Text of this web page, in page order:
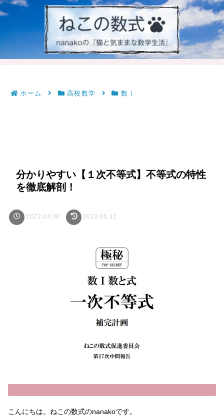
ホーム 高校数学 数Ⅰ
分かりやすい【１次不等式】不等式の特性
を徹底解剖！
2022.03.08 2022.06.12
こんにちは。ねこの数式のnanakoです。